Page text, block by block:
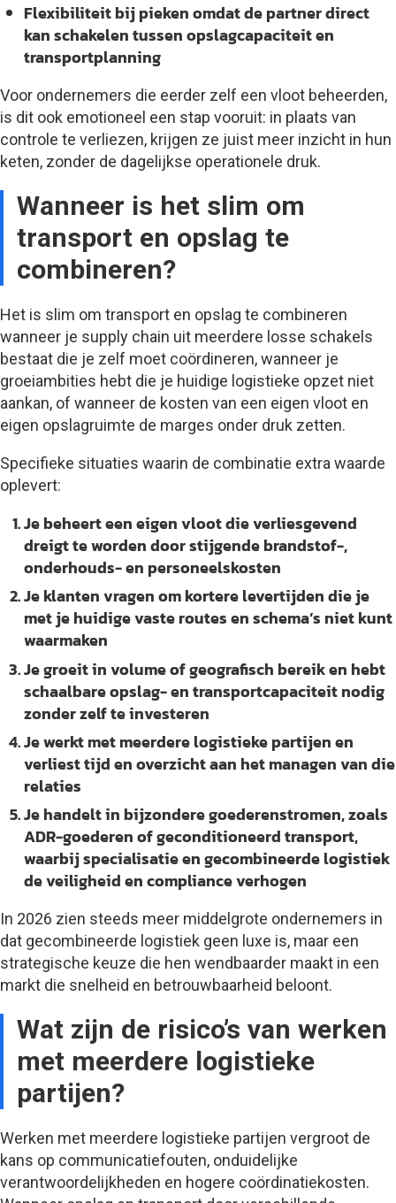
Flexibiliteit bij piekenomdat de partner direct
kan schakelen tussen opslagcapaciteit en
transportplanning
Voor ondernemers die eerder zelf een vloot beheerden,
is dit ook emotioneel een stap vooruit: in plaats van
controle te verliezen, krijgen ze juist meer inzicht in hun
keten, zonder de dagelijkse operationele druk.
Wanneer is het slim om
transport en opslag te
combineren?
Het is slim om transport en opslag te combineren
wanneer je supply chain uit meerdere losse schakels
bestaat die je zelf moet coördineren, wanneer je
groeiambities hebt die je huidige logistieke opzet niet
aankan, of wanneer de kosten van een eigen vloot en
eigen opslagruimte de marges onder druk zetten.
Specifieke situaties waarin de combinatie extra waarde
oplevert:
Je beheert een eigen vloot die verliesgevend
dreigt te wordendoor stijgende brandstof-,
onderhouds- en personeelskosten
Je klanten vragen om kortere levertijdendie je
met je huidige vaste routes en schema’s niet kunt
waarmaken
Je groeit in volume of geografisch bereiken hebt
schaalbare opslag- en transportcapaciteit nodig
zonder zelf te investeren
Je werkt met meerdere logistieke partijenen
verliest tijd en overzicht aan het managen van die
relaties
Je handelt in bijzondere goederenstromen, zoals
ADR-goederen of geconditioneerd transport,
waarbij specialisatie en gecombineerde logistiek
de veiligheid en compliance verhogen
In 2026 zien steeds meer middelgrote ondernemers in
dat gecombineerde logistiek geen luxe is, maar een
strategische keuze die hen wendbaarder maakt in een
markt die snelheid en betrouwbaarheid beloont.
Wat zijn de risico’s van werken
met meerdere logistieke
partijen?
Werken met meerdere logistieke partijen vergroot de
kans op communicatiefouten, onduidelijke
verantwoordelijkheden en hogere coördinatiekosten.